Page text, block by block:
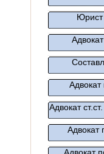
Юрист
Адвокат
Адвокат